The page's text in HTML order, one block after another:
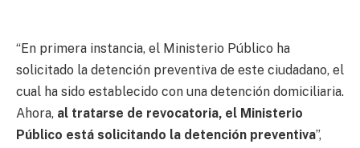
“En primera instancia, el Ministerio Público ha
solicitado la detención preventiva de este ciudadano, el
cual ha sido establecido con una detención domiciliaria.
Ahora, al tratarse de revocatoria, el Ministerio
Público está solicitando la detención preventiva”,